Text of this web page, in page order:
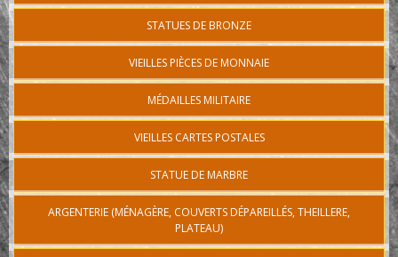
STATUES DE BRONZE
VIEILLES PIÈCES DE MONNAIE
MÉDAILLES MILITAIRE
VIEILLES CARTES POSTALES
STATUE DE MARBRE
ARGENTERIE (MÉNAGÈRE, COUVERTS DÉPAREILLÉS, THEILLERE,
PLATEAU)